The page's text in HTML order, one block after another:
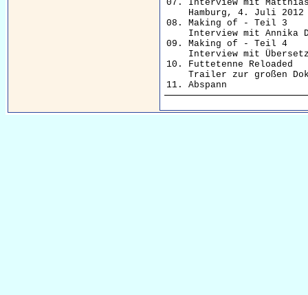
07. Interview mit
    Hamburg, 4. Juli 2012
08. Making of - Teil
Interview mit Annika
09. Making of - Teil
Interview mit
10. Futtetenne
Trailer zur großen